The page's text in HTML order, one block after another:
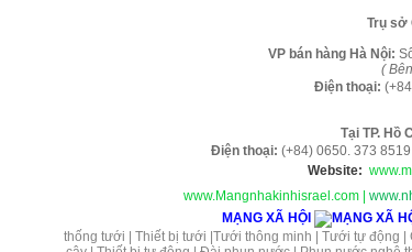
Trụ sở
VP bán hàng Hà Nội:
( B
Điện thoại:
Tại TP. H ồ
Điện thoại: (+84) 0650. 373
Website:
www.Mangnhakinhisrael.com
MẠNG XÃ HỘI
thống tưới Thiết bị tưới Tưới thông minh Tưới tự động